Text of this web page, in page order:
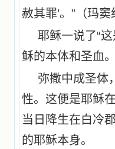
赦其罪’。”（玛
耶稣一说了“
稣的本体和圣血
弥撒中成圣体
性。这便是耶稣
当日降生在白冷
的耶稣本身。